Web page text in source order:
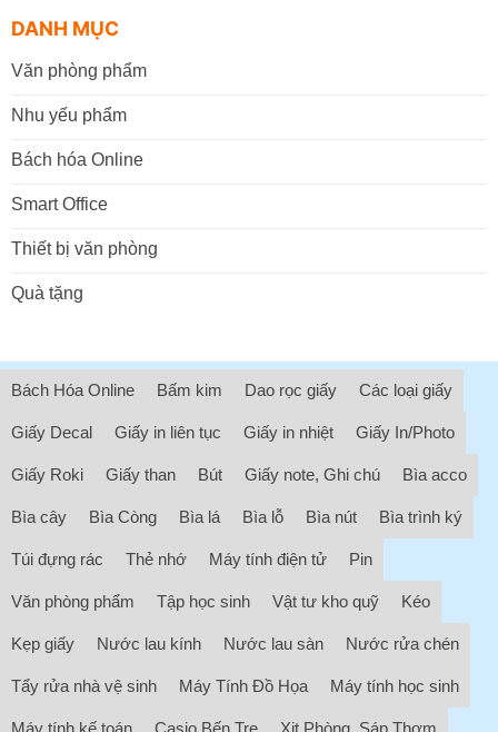
DANH MỤC
Văn phòng phẩm
Nhu yếu phẩm
Bách hóa Online
Smart Office
Thiết bị văn phòng
Quà tặng
Bách Hóa Online Bấm kim Dao rọc giấy Các loại giấy
Giấy Decal Giấy in liên tục Giấy in nhiệt Giấy In/Photo
Giấy Roki Giấy than Bút Giấy note, Ghi chú Bìa acco
Bìa cây Bìa Còng Bìa lá Bìa lỗ Bìa nút Bìa trình ký
Túi đựng rác Thẻ nhớ Máy tính điện tử Pin
Văn phòng phẩm Tập học sinh Vật tư kho quỹ Kéo
Kẹp giấy Nước lau kính Nước lau sàn Nước rửa chén
Tẩy rửa nhà vệ sinh Máy Tính Đồ Họa Máy tính học sinh
Máy tính kế toán Casio Bến Tre Xịt Phòng, Sáp Thơm